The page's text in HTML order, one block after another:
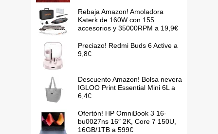
Rebaja Amazon! Amoladora
Katerk de 160W con 155
accesorios y 35000RPM a 19,9€
Preciazo! Redmi Buds 6 Active a
9,8€
Descuento Amazon! Bolsa nevera
IGLOO Print Essential Mini 6L a
6,4€
Ofertón! HP OmniBook 3 16-
bu0027ns 16″ 2K, Core 7 150U,
16GB/1TB a 599€